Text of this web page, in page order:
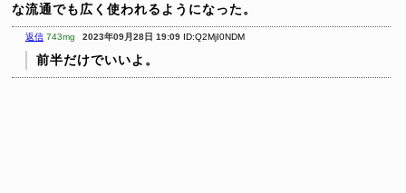
な流通でも広く使われるようになった。
返信 743mg 2023年09月28日 19:09 ID:Q2MjI0NDM
前半だけでいいよ。